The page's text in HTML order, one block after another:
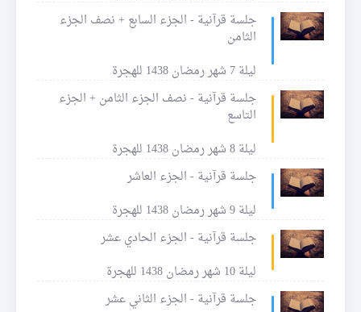
جلسة قرآنية - الجزء السابع + نصف الجزء
الثامن
ليلة 7 شهر رمضان 1438 للهجرة
جلسة قرآنية - نصف الجزء الثامن + الجزء
التاسع
ليلة 8 شهر رمضان 1438 للهجرة
جلسة قرآنية - الجزء العاشر
ليلة 9 شهر رمضان 1438 للهجرة
جلسة قرآنية - الجزء الحادي عشر
ليلة 10 شهر رمضان 1438 للهجرة
جلسة قرآنية - الجزء الثاني عشر